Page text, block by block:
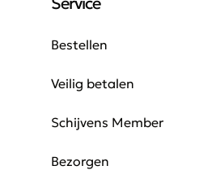
Bestellen
Veilig betalen
Schijvens Member
Bezorgen